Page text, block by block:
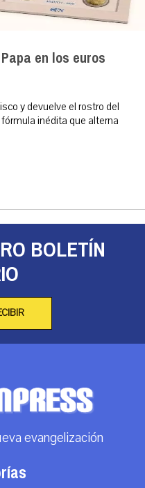
en los euros
y devuelve el rostro del
inédita que alterna
BOLETÍN
evangelización